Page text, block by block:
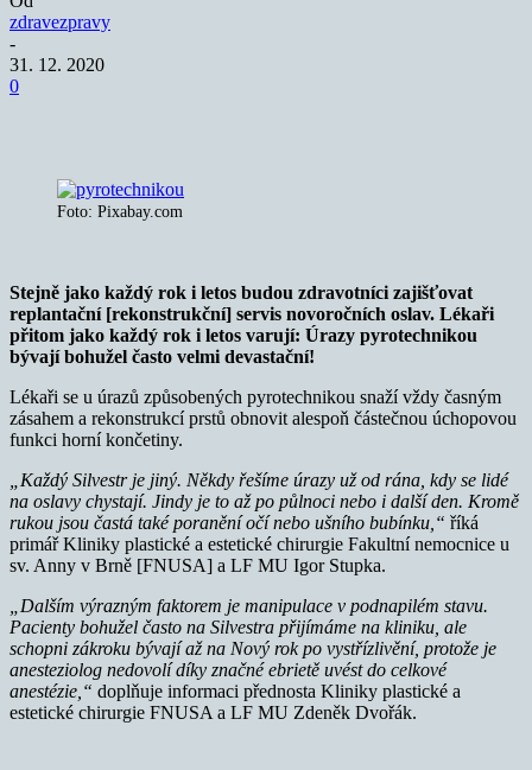
zdravezpravy
-
31. 12. 2020
0
Foto: Pixabay.com
Stejně jako každý rok i letos budou zdravotníci zajišťovat
replantační [rekonstrukční] servis novoročních oslav. Lékaři
přitom jako každý rok i letos varují: Úrazy pyrotechnikou
bývají bohužel často velmi devastační!
Lékaři se u úrazů způsobených pyrotechnikou snaží vždy časným
zásahem a rekonstrukcí prstů obnovit alespoň částečnou úchopovou
funkci horní končetiny.
„Každý Silvestr je jiný. Někdy řešíme úrazy už od rána, kdy se lidé
na oslavy chystají. Jindy je to až po půlnoci nebo i další den. Kromě
rukou jsou častá také poranění očí nebo ušního bubínku,“ říká
primář Kliniky plastické a estetické chirurgie Fakultní nemocnice u
sv. Anny v Brně [FNUSA] a LF MU Igor Stupka.
Dalším výrazným faktorem je manipulace v podnapilém stavu.
Pacienty bohužel často na Silvestra přijímáme na kliniku, ale
schopni zákroku bývají až na Nový rok po vystřízlivění, protože je
anesteziolog nedovolí díky značné ebrietě uvést do celkové
anestézie,“ doplňuje informaci přednosta Kliniky plastické a
estetické chirurgie FNUSA a LF MU Zdeněk Dvořák.